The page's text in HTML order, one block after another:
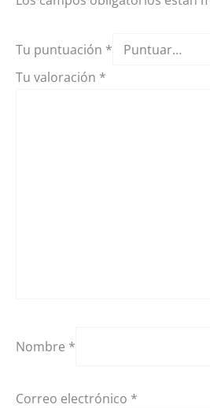
Tu puntuación *
Tu valoración *
Nombre *
Correo electrónico *